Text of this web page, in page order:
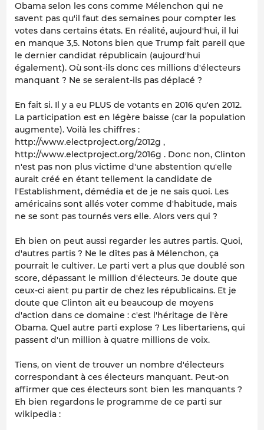
Obama selon les cons comme Mélenchon qui ne
savent pas qu'il faut des semaines pour compter les
votes dans certains états. En réalité, aujourd'hui, il lui
en manque 3,5. Notons bien que Trump fait pareil que
le dernier candidat républicain (aujourd'hui
également). Où sont-ils donc ces millions d'électeurs
manquant ? Ne se seraient-ils pas déplacé ?
En fait si. Il y a eu PLUS de votants en 2016 qu'en 2012.
La participation est en légère baisse (car la population
augmente). Voilà les chiffres :
http://www.electproject.org/2012g ,
http://www.electproject.org/2016g . Donc non, Clinton
n'est pas non plus victime d'une abstention qu'elle
aurait créé en étant tellement la candidate de
l'Establishment, démédia et de je ne sais quoi. Les
américains sont allés voter comme d'habitude, mais
ne se sont pas tournés vers elle. Alors vers qui ?
Eh bien on peut aussi regarder les autres partis. Quoi,
d'autres partis ? Ne le dîtes pas à Mélenchon, ça
pourrait le cultiver. Le parti vert a plus que doublé son
score, dépassant le million d'électeurs. Je doute que
ceux-ci aient pu partir de chez les républicains. Et je
doute que Clinton ait eu beaucoup de moyens
d'action dans ce domaine : c'est l'héritage de l'ère
Obama. Quel autre parti explose ? Les libertariens, qui
passent d'un million à quatre millions de voix.
Tiens, on vient de trouver un nombre d'électeurs
correspondant à ces électeurs manquant. Peut-on
affirmer que ces électeurs sont bien les manquants ?
Eh bien regardons le programme de ce parti sur
wikipedia :